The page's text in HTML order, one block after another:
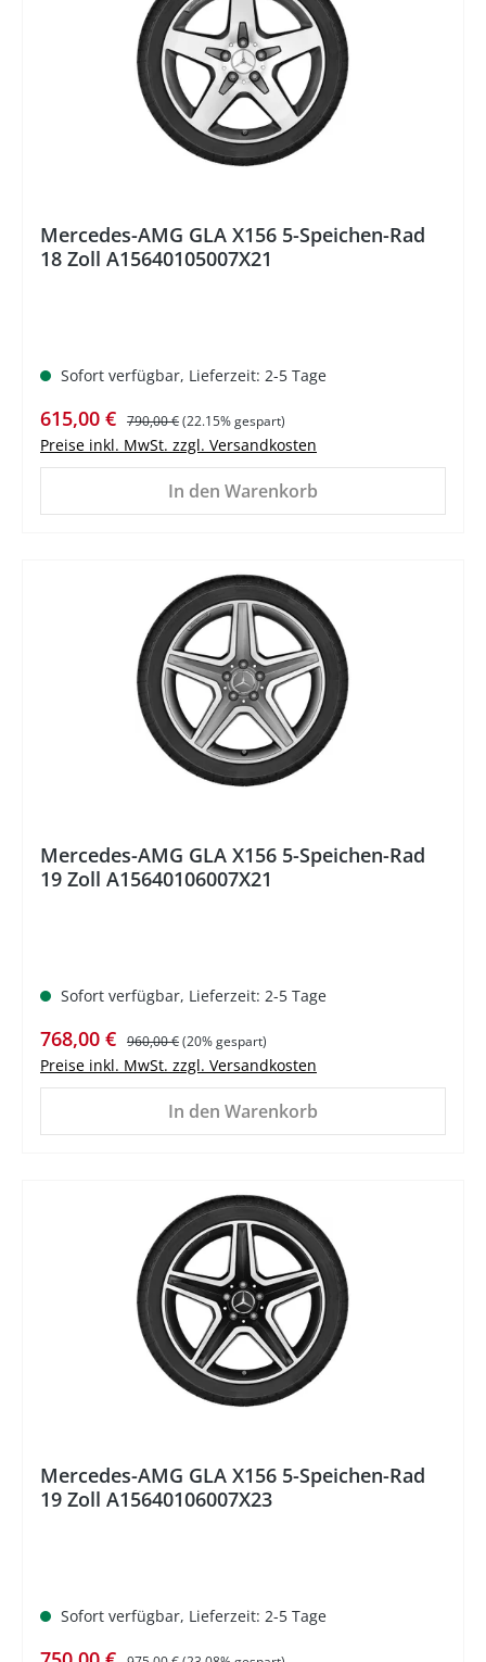
Mercedes-AMG GLA X156 5-Speichen-Rad
18 Zoll A15640105007X21
Sofort verfügbar, Lieferzeit: 2-5 Tage
Verkaufspreis:
615,00 € Regulärer Preis:
790,00 €(22.15% gespart)
Preise inkl. MwSt. zzgl. Versandkosten
In den Warenkorb
Mercedes-AMG GLA X156 5-Speichen-Rad
19 Zoll A15640106007X21
Sofort verfügbar, Lieferzeit: 2-5 Tage
Verkaufspreis:
768,00 € Regulärer Preis:
960,00 €(20% gespart)
Preise inkl. MwSt. zzgl. Versandkosten
In den Warenkorb
Mercedes-AMG GLA X156 5-Speichen-Rad
19 Zoll A15640106007X23
Sofort verfügbar, Lieferzeit: 2-5 Tage
Regulärer Preis: